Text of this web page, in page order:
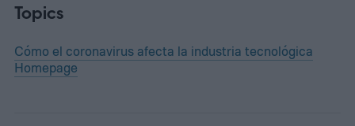
Topics
Cómo el coronavirus afecta la industria tecnológica
Homepage